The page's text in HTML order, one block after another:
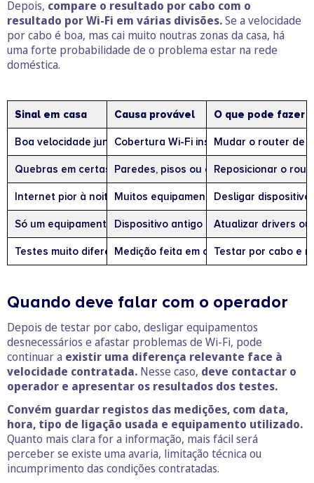
Depois, compare o resultado por cabo com o
resultado por Wi-Fi em várias divisões.Se a velocidade
por cabo é boa, mas cai muito noutras zonas da casa, há
uma forte probabilidade de o problema estar na rede
doméstica.
Sinal em casa Causa provável O que pode fazer
Boa velocidade junto ao router, mas fraca noutras divisões
Cobertura Wi-Fi insuficienteMudar o router de
Quebras em certas zonas da casaParedes, pisos ou objetos a bloquear o
Reposicionar o
Internet pior à noite Muitos equipamentos ligados ou maior
Desligar
Só um equipamento é lentoDispositivo antigo ou desatualizado
Atualizar drivers ou
Testes muito diferentes entre siMedição feita em condições variáveis
Testar por cabo e
Quando deve falar com o operador
Depois de testar por cabo, desligar equipamentos
desnecessários e afastar problemas de Wi-Fi, pode
continuar a existir uma diferença relevante face à
velocidade contratada. Nesse caso, deve contactar o
operador e apresentar os resultados dos testes.
Convém guardar registos das medições, com data,
hora, tipo de ligação usada e equipamento utilizado.
Quanto mais clara for a informação, mais fácil será
perceber se existe uma avaria, limitação técnica ou
incumprimento das condições contratadas.